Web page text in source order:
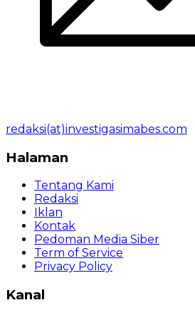
redaksi(at)investigasimabes.com
Halaman
Tentang Kami
Redaksi
Iklan
Kontak
Pedoman Media Siber
Term of Service
Privacy Policy
Kanal